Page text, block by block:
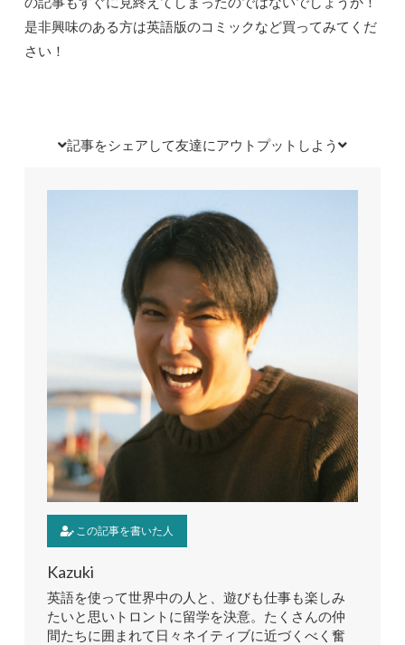
是非興味のある方は英語版のコミックなど買ってみてくだ
さい！
記事をシェアして友達にアウトプットしよう
この記事を書いた人
Kazuki
英語を使って世界中の人と、遊びも仕事も楽しみ
たいと思いトロントに留学を決意。たくさんの仲
間たちに囲まれて日々ネイティブに近づくべく奮